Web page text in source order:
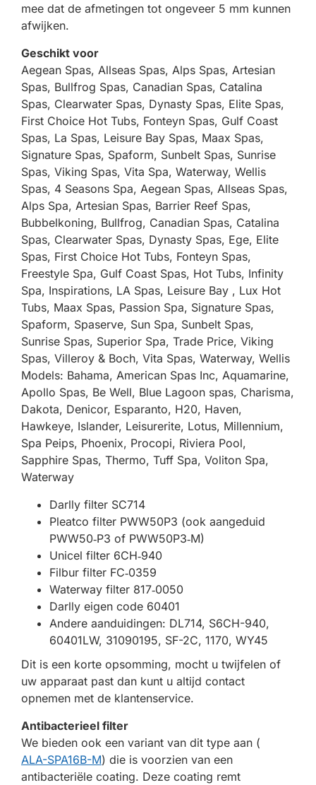
mee dat de afmetingen tot ongeveer 5 mm kunnen
afwijken.
Geschikt voor
Aegean Spas, Allseas Spas, Alps Spas, Artesian
Spas, Bullfrog Spas, Canadian Spas, Catalina
Spas, Clearwater Spas, Dynasty Spas, Elite Spas,
First Choice Hot Tubs, Fonteyn Spas, Gulf Coast
Spas, La Spas, Leisure Bay Spas, Maax Spas,
Signature Spas, Spaform, Sunbelt Spas, Sunrise
Spas, Viking Spas, Vita Spa, Waterway, Wellis
Spas, 4 Seasons Spa, Aegean Spas, Allseas Spas,
Alps Spa, Artesian Spas, Barrier Reef Spas,
Bubbelkoning, Bullfrog, Canadian Spas, Catalina
Spas, Clearwater Spas, Dynasty Spas, Ege, Elite
Spas, First Choice Hot Tubs, Fonteyn Spas,
Freestyle Spa, Gulf Coast Spas, Hot Tubs, Infinity
Spa, Inspirations, LA Spas, Leisure Bay , Lux Hot
Tubs, Maax Spas, Passion Spa, Signature Spas,
Spaform, Spaserve, Sun Spa, Sunbelt Spas,
Sunrise Spas, Superior Spa, Trade Price, Viking
Spas, Villeroy & Boch, Vita Spas, Waterway, Wellis
Models: Bahama, American Spas Inc, Aquamarine,
Apollo Spas, Be Well, Blue Lagoon spas, Charisma,
Dakota, Denicor, Esparanto, H20, Haven,
Hawkeye, Islander, Leisurerite, Lotus, Millennium,
Spa Peips, Phoenix, Procopi, Riviera Pool,
Sapphire Spas, Thermo, Tuff Spa, Voliton Spa,
Waterway
Darlly filter SC714
Pleatco filter PWW50P3 (ook aangeduid
PWW50‑P3 of PWW50P3‑M)
Unicel filter 6CH‑940
Filbur filter FC‑0359
Waterway filter 817‑0050
Darlly eigen code 60401
Andere aanduidingen: DL714, S6CH-940,
60401LW, 31090195, SF-2C, 1170, WY45
Dit is een korte opsomming, mocht u twijfelen of
uw apparaat past dan kunt u altijd contact
opnemen met de klantenservice.
Antibacterieel filter
We bieden ook een variant van dit type aan (
ALA-SPA16B-M) die is voorzien van een
antibacteriële coating. Deze coating remt